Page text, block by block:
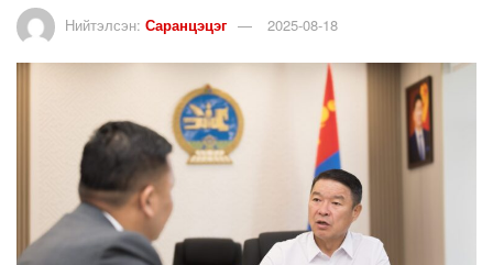
Нийтэлсэн: Саранцэцэг 2025-08-18